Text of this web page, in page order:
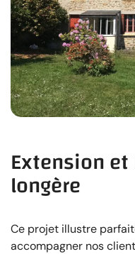
Extension
longère
Ce projet illustre
accompagner nos